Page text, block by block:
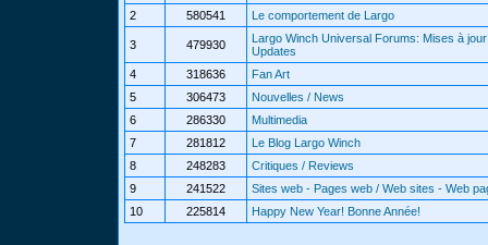
2
580541 Le comportement de Largo
3 479930
Largo Winch Universal Forums: Mises à
Updates
4
318636
Fan Art
5
306473
Nouvelles / News
6
286330
Multimedia
7
281812
Le Blog Largo Winch
8
248283
Critiques / Reviews
9
241522
Sites web - Pages web / Web sites - Web
10
225814 Happy New Year! Bonne Année!